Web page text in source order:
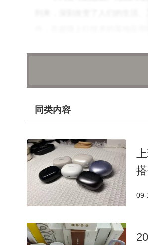
作，在超级上行技术的落地应
曹明还透露，未来双方将
联接向更高速度、更广覆盖、
发布会上，还提及了中国
署，以及利用5G-A超级大上行
低空血液航线项目更是荣获了
2025年MWC上海展吸引了
础设施及运营模式的变革，以
在5G-A及AI领域的最新成果，
同类内容
09-